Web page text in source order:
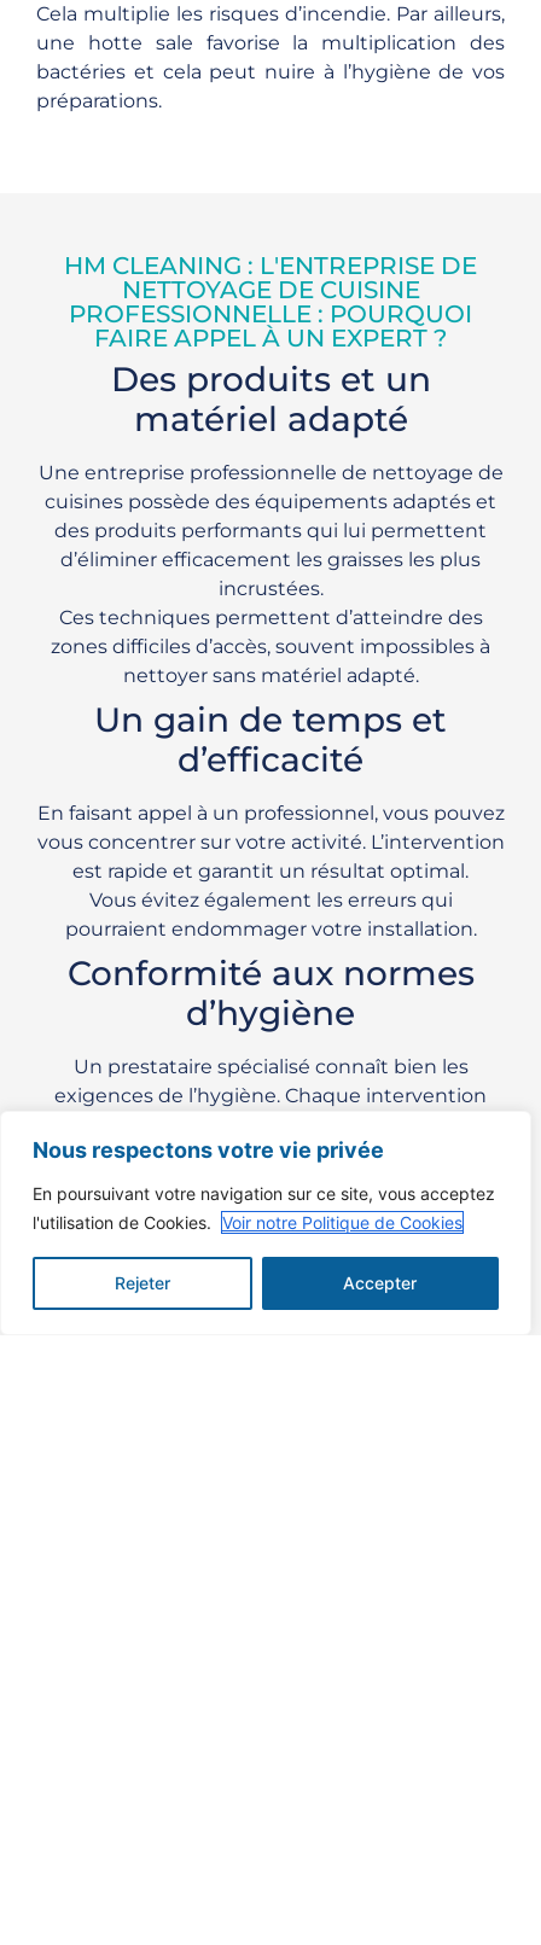
Nous respectons votre vie privée
En poursuivant votre navigation sur ce site, vous acceptez
l'utilisation de Cookies. Voir notre Politique de Cookies
Rejeter Accepter
Cela multiplie les risques d’incendie. Par ailleurs,
une hotte sale favorise la multiplication des
bactéries et cela peut nuire à l’hygiène de vos
préparations.
HM CLEANING : L'ENTREPRISE DE
NETTOYAGE DE CUISINE
PROFESSIONNELLE : POURQUOI
FAIRE APPEL À UN EXPERT ?
Des produits et un
matériel adapté
Une entreprise professionnelle de nettoyage de
cuisines possède des équipements adaptés et
des produits performants qui lui permettent
d’éliminer efficacement les graisses les plus
incrustées.
Ces techniques permettent d’atteindre des
zones difficiles d’accès, souvent impossibles à
nettoyer sans matériel adapté.
Un gain de temps et
d’efficacité
En faisant appel à un professionnel, vous pouvez
vous concentrer sur votre activité. L’intervention
est rapide et garantit un résultat optimal.
Vous évitez également les erreurs qui
pourraient endommager votre installation.
Conformité aux normes
d’hygiène
Un prestataire spécialisé connaît bien les
exigences de l’hygiène. Chaque intervention
conformité de votre cuisine.
Comment se déroule
un nettoyage de hotte
de restaurant ?